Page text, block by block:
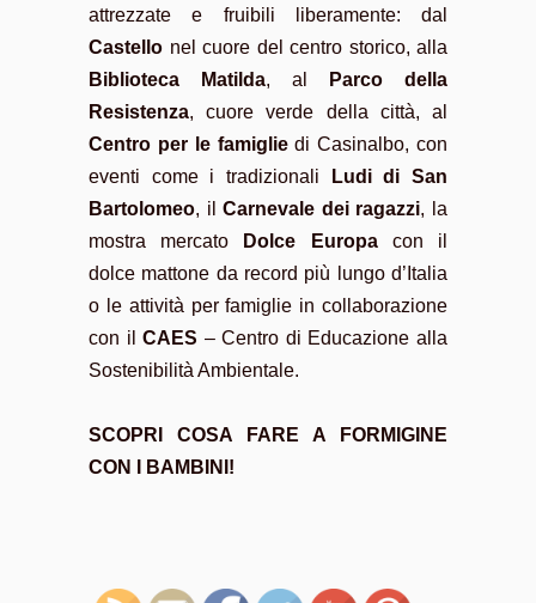
attrezzate e fruibili liberamente: dal
Castello nel cuore del centro storico, alla
Biblioteca Matilda, al
Parco della
Resistenza, cuore verde della città, al
Centro per le famigliedi Casinalbo, con
eventi come i tradizionali
Ludi di San
Bartolomeo, ilCarnevale dei ragazzi, la
mostra mercato
Dolce Europacon il
dolce mattone da record più lungo d’Italia
o le attività per famiglie in collaborazione
con ilCAES – Centro di Educazione alla
Sostenibilità Ambientale.
SCOPRI COSA FARE A FORMIGINE
CON I BAMBINI!